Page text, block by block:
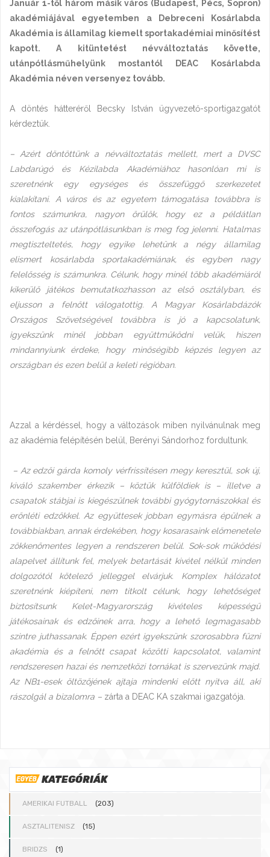
Január 1-től három másik város (Budapest, Pécs, Sopron)
akadémiájával egyetemben a Debreceni Kosárlabda
Akadémia is államilag kiemelt sportakadémiai minősítést
kapott. A kitüntetést névváltoztatás követte,
utánpótlásműhelyünk mostantól DEAC Kosárlabda
Akadémia néven versenyez tovább.
A döntés hátteréről Becsky István ügyvezető-sportigazgatót
kérdeztük.
– Azért döntöttünk a névváltoztatás mellett, mert a DVSC
Labdarúgó és Kézilabda Akadémiához hasonlóan mi is
szeretnénk egy egységes és összefüggő szerkezetet
kialakítani. A város és az egyetem támogatása továbbra is
fontos számunkra, nagyon örülök, hogy ez a példátlan
összefogás az utánpótlásunkban is meg fog jelenni. Hatalmas
megtiszteltetés, hogy egyike lehetünk a négy államilag
elismert kosárlabda sportakadémiának, és egyben nagy
felelősség is számunkra. Célunk, hogy minél több akadémiáról
kikerülő játékos bemutatkozhasson az első osztályban, és
eljusson a felnőtt válogatottig. A Magyar Kosárlabdázók
Országos Szövetségével továbbra is jó a kapcsolatunk,
igyekszünk minél jobban együttműködni velük, hiszen
mindannyiunk érdeke, hogy minőségibb képzés legyen az
országban és ezen belül a keleti régióban.
Azzal a kérdéssel, hogy a változások miben nyilvánulnak meg
az akadémia felépítésén belül, Berényi Sándorhoz fordultunk.
– Az edzői gárda komoly vérfrissítésen megy keresztül, sok új,
kiváló szakember érkezik – köztük külföldiek is – illetve a
csapatok stábjai is kiegészülnek további gyógytornászokkal és
erőnléti edzőkkel. Az együttesek jobban egymásra épülnek a
továbbiakban, annak érdekében, hogy kosarasaink előmenetele
zökkenőmentes legyen a rendszeren belül. Sok-sok működési
alapelvet állítunk fel, melyek betartását kivétel nélkül minden
dolgozótól kötelező jelleggel elvárjuk. Komplex hálózatot
szeretnénk kiépíteni, nem titkolt célunk, hogy lehetőséget
biztosítsunk Kelet-Magyarország kivételes képességű
játékosainak és edzőinek arra, hogy a lehető legmagasabb
szintre juthassanak. Éppen ezért igyekszünk szorosabbra fűzni
akadémia és a felnőtt csapat közötti kapcsolatot, valamint
rendszeresen hazai és nemzetközi tornákat is szervezünk majd.
Az NB1-esek öltözőjének ajtaja mindenki előtt nyitva áll, aki
rászolgál a bizalomra – zárta a DEAC KA szakmai igazgatója.
KATEGÓRIÁK
AMERIKAI FUTBALL (203)
ASZTALITENISZ (15)
BRIDZS (1)